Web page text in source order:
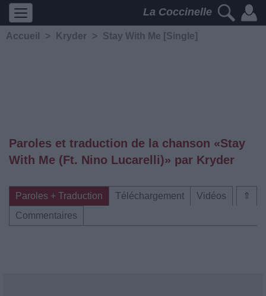
La Coccinelle
Accueil > Kryder > Stay With Me [Single]
Paroles et traduction de la chanson «Stay
With Me (Ft. Nino Lucarelli)» par Kryder
⇑
Paroles + Traduction Téléchargement
Vidéos
Commentaires